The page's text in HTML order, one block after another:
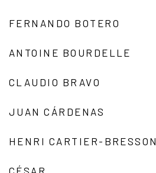
FERNANDO BOTERO
ANTOINE BOURDELLE
CLAUDIO BRAVO
JUAN CÁRDENAS
HENRI CARTIER-BRESSON
CÉSAR